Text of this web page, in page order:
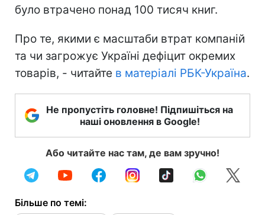
було втрачено понад 100 тисяч книг.
Про те, якими є масштаби втрат компаній
та чи загрожує Україні дефіцит окремих
товарів, - читайте в матеріалі РБК-Україна.
Не пропустіть головне! Підпишіться на
наші оновлення в Google!
Або читайте нас там, де вам зручно!
Більше по темі: